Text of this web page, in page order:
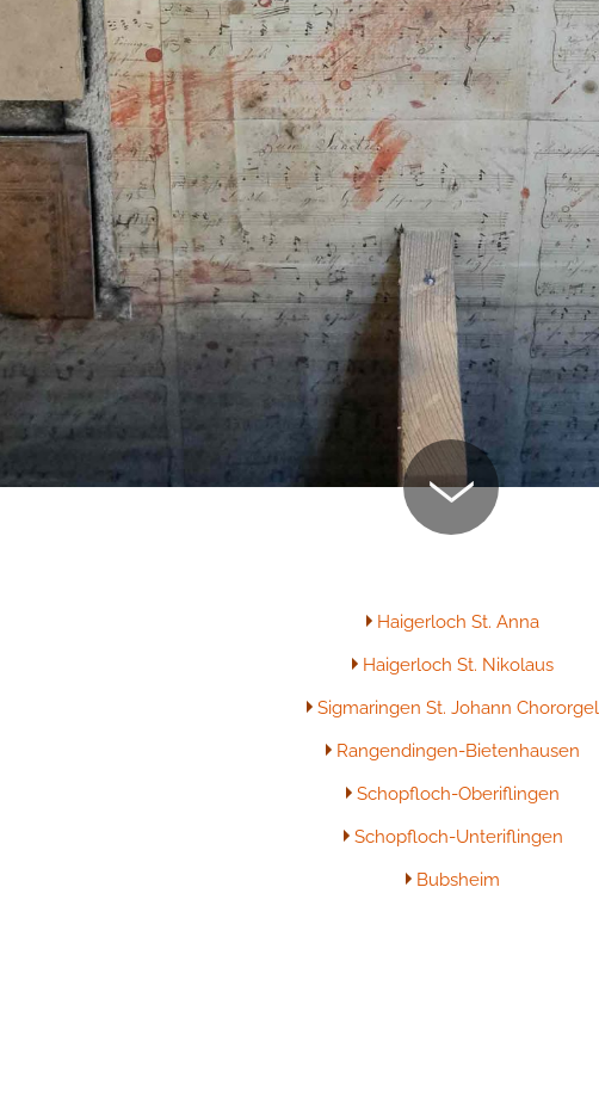
Haigerloch St. Anna
Haigerloch St. Nikolaus
Sigmaringen St. Johann Chororgel
Rangendingen-Bietenhausen
Schopfloch-Oberiflingen
Schopfloch-Unteriflingen
Bubsheim